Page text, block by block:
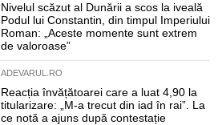
Nivelul scăzut al Dunării a scos la iveală
Podul lui Constantin, din timpul Imperiului
Roman: „Aceste momente sunt extrem
de valoroase”
ADEVARUL.RO
Reacția învățătoarei care a luat 4,90 la
titularizare: „M-a trecut din iad în rai”. La
ce notă a ajuns după contestație